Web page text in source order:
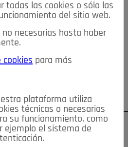
DE INTERÉS
MIS ANUNCIOS CONTACTO
¿Olvidó su contraseña?
todas las cookies o sólo las
del sitio web.
no necesarias hasta haber
cookies para más
plataforma utiliza
técnicas o necesarias
su funcionamiento, como
ejemplo el sistema de